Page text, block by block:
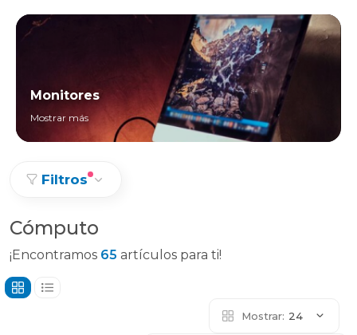
Monitores
Mostrar más
Filtros
Cómputo
¡Encontramos 65 artículos para ti!
Mostrar: 24